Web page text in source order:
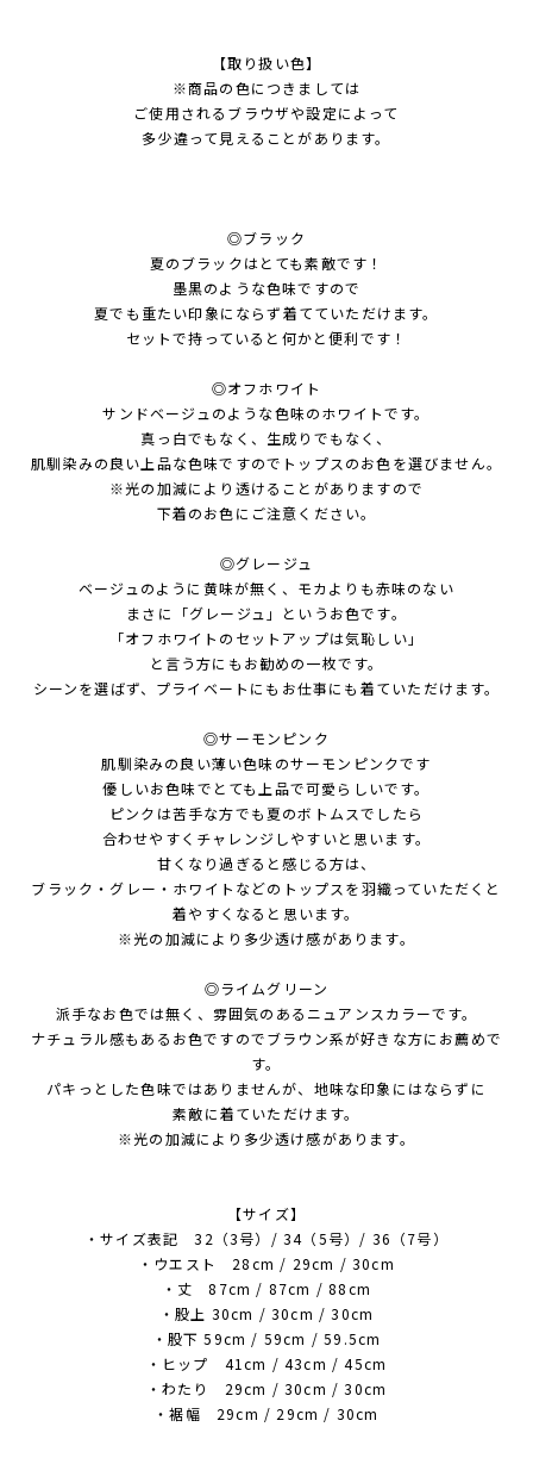
【取り扱い色】
※商品の色につきましては
ご使用されるブラウザや設定によって
多少違って見えることがあります。
◎ブラック
夏のブラックはとても素敵です！
墨黒のような色味ですので
夏でも重たい印象にならず着てていただけます。
セットで持っていると何かと便利です！
◎オフホワイト
サンドベージュのような色味のホワイトです。
真っ白でもなく、生成りでもなく、
肌馴染みの良い上品な色味ですのでトップスのお色を選びません。
※光の加減により透けることがありますので
下着のお色にご注意ください。
◎グレージュ
ベージュのように黄味が無く、モカよりも赤味のない
まさに「グレージュ」というお色です。
「オフホワイトのセットアップは気恥しい」
と言う方にもお勧めの一枚です。
シーンを選ばず、プライベートにもお仕事にも着ていただけます。
◎サーモンピンク
肌馴染みの良い薄い色味のサーモンピンクです
優しいお色味でとても上品で可愛らしいです。
ピンクは苦手な方でも夏のボトムスでしたら
合わせやすくチャレンジしやすいと思います。
甘くなり過ぎると感じる方は、
ブラック・グレー・ホワイトなどのトップスを羽織っていただくと
着やすくなると思います。
※光の加減により多少透け感があります。
◎ライムグリーン
派手なお色では無く、雰囲気のあるニュアンスカラーです。
ナチュラル感もあるお色ですのでブラウン系が好きな方にお薦めで
す。
パキっとした色味ではありませんが、地味な印象にはならずに
素敵に着ていただけます。
※光の加減により多少透け感があります。
【サイズ】
・サイズ表記 32（3号）/ 34（5号）/ 36（7号）
・ウエスト 28cm / 29cm / 30cm
・丈 87cm / 87cm / 88cm
・股上 30cm / 30cm / 30cm
・股下 59cm / 59cm / 59.5cm
・ヒップ 41cm / 43cm / 45cm
・わたり 29cm / 30cm / 30cm
・裾幅 29cm / 29cm / 30cm